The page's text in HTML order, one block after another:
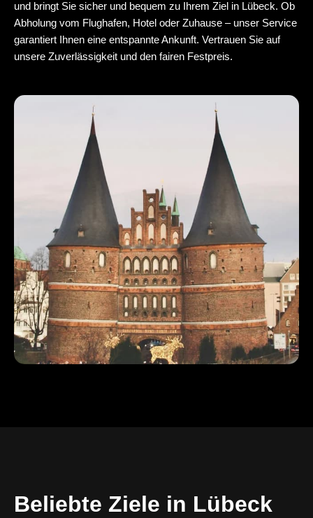
und bringt Sie sicher und bequem zu Ihrem Ziel in Lübeck. Ob
Abholung vom Flughafen, Hotel oder Zuhause – unser Service
garantiert Ihnen eine entspannte Ankunft. Vertrauen Sie auf
unsere Zuverlässigkeit und den fairen Festpreis.
Beliebte Ziele in Lübeck